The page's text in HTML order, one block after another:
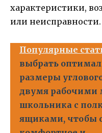
характеристики,
или неисправности.
Популярные
выбрать
размеры
двумя рабочими
школьника с
ящиками, чтобы